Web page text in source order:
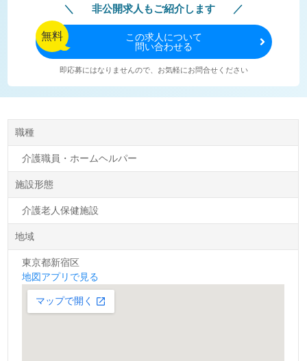
非公開求人もご紹介します
無料 この求人について
問い合わせる
即応募にはなりませんので、お気軽にお問合せください
職種
介護職員・ホームヘルパー
施設形態
介護老人保健施設
地域
東京都新宿区
地図アプリで見る